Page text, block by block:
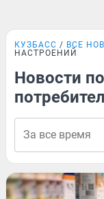
КУЗБАСС ВСЕ
НАСТРОЕНИЙ
Новости